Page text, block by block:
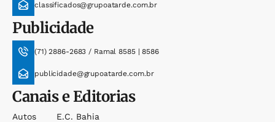
classificados@grupoatarde.com.br
Publicidade
(71) 2886-2683 / Ramal 8585 | 8586
publicidade@grupoatarde.com.br
Canais e Editorias
Autos
E.c. Bahia